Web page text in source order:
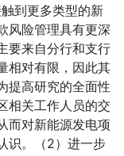
到更多类型的新
风险管理具有更深
要来自分行和支行
相对有限，因此其
提高研究的全面性
相关工作人员的交
而对新能源发电项
识。（2）进一步